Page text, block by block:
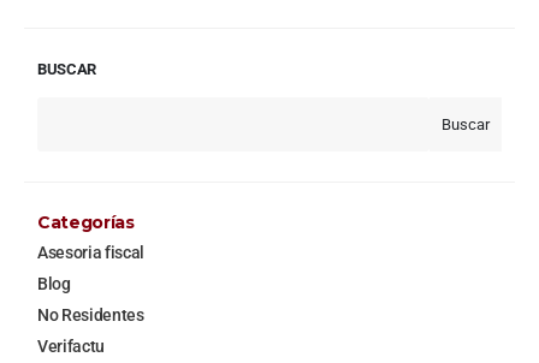
BUSCAR
Buscar
Categorías
Asesoria fiscal
Blog
No Residentes
Verifactu